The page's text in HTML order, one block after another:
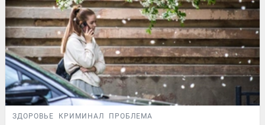
ЗДОРОВЬЕ КРИМИНАЛ ПРОБЛЕМА